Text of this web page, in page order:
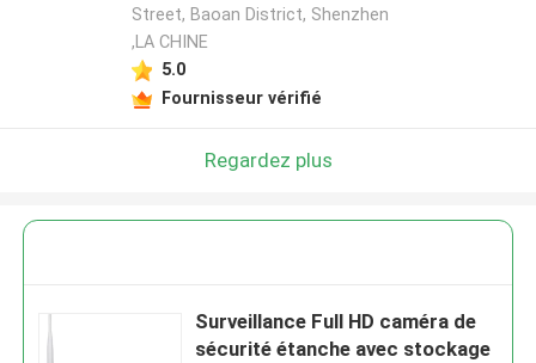
Street, Baoan District, Shenzhen
,LA CHINE
5.0
Fournisseur vérifié
Regardez plus
Surveillance Full HD caméra de
sécurité étanche avec stockage